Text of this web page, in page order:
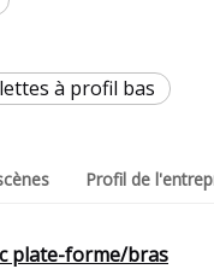
à profil bas
Profil de
plate-forme/bras